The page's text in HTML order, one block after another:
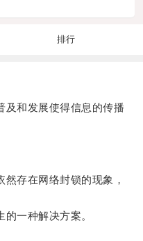
排行
和发展使得信息的传播
存在网络封锁的现象，
一种解决方案。